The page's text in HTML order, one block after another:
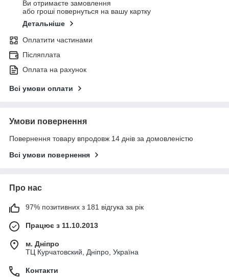
Ви отримаєте замовлення
або гроші повернуться на вашу картку
Детальніше
Оплатити частинами
Післяплата
Оплата на рахунок
Всі умови оплати
Умови повернення
Повернення товару впродовж 14 днів за домовленістю
Всі умови повернення
Про нас
97% позитивних з 181 відгука за рік
Працює з 11.10.2013
м. Дніпро
ТЦ Курчатовский, Дніпро, Україна
Контакти